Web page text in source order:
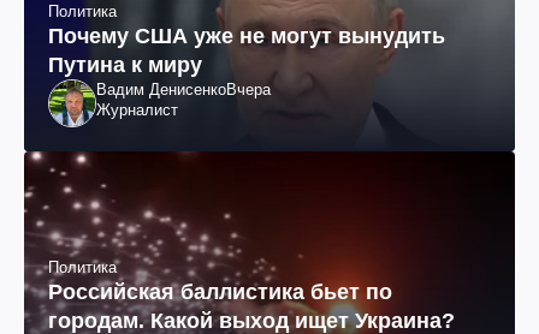
Политика
Почему США уже не могут вынудить
Путина к миру
Вадим ДенисенкоВчера
Журналист
Политика
Российская баллистика бьет по
городам. Какой выход ищет Украина?